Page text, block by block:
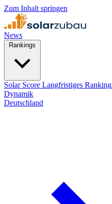
Zum Inhalt springen
News
Solar Score Langfristiges Ranking
Dynamik
Deutschland